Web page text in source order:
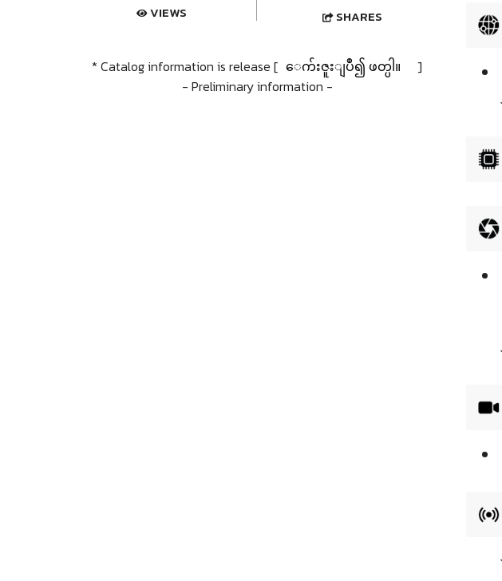
VIEWS SHARES
* Catalog information is release [ ေက်းဇူးျပဳ၍ ဖတ္ပါ။
]
- Preliminary information -